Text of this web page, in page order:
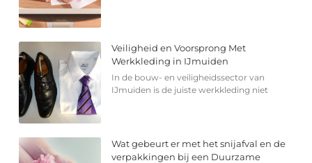
Veiligheid en Voorsprong Met
Werkkleding in IJmuiden
In de bouw- en veiligheidssector van
IJmuiden is de juiste werkkleding niet
Wat gebeurt er met het snijafval en de
verpakkingen bij een Duurzame